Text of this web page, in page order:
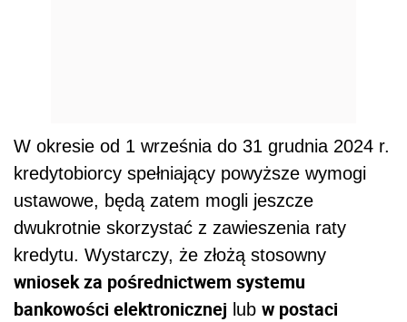
W okresie od 1 września do 31 grudnia 2024 r.
kredytobiorcy spełniający powyższe wymogi
ustawowe, będą zatem mogli jeszcze
dwukrotnie skorzystać z zawieszenia raty
kredytu. Wystarczy, że złożą stosowny
wniosek za pośrednictwem systemu
bankowości elektronicznej lub w postaci